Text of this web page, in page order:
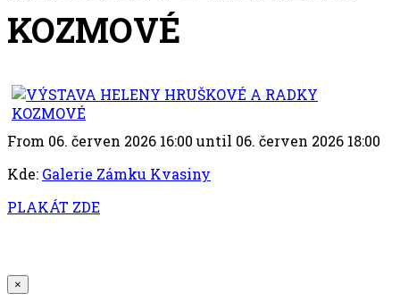
KOZMOVÉ
From 06. červen 2026 16:00 until 06. červen 2026 18:00
Kde: Galerie Zámku Kvasiny
PLAKÁT ZDE
×